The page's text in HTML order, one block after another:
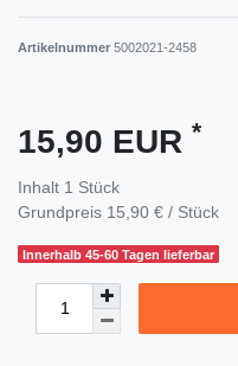
Artikelnummer 5002021-2458
15,90 EUR *
Inhalt 1 Stück
Grundpreis 15,90 € / Stück
Innerhalb 45-60 Tagen lieferbar